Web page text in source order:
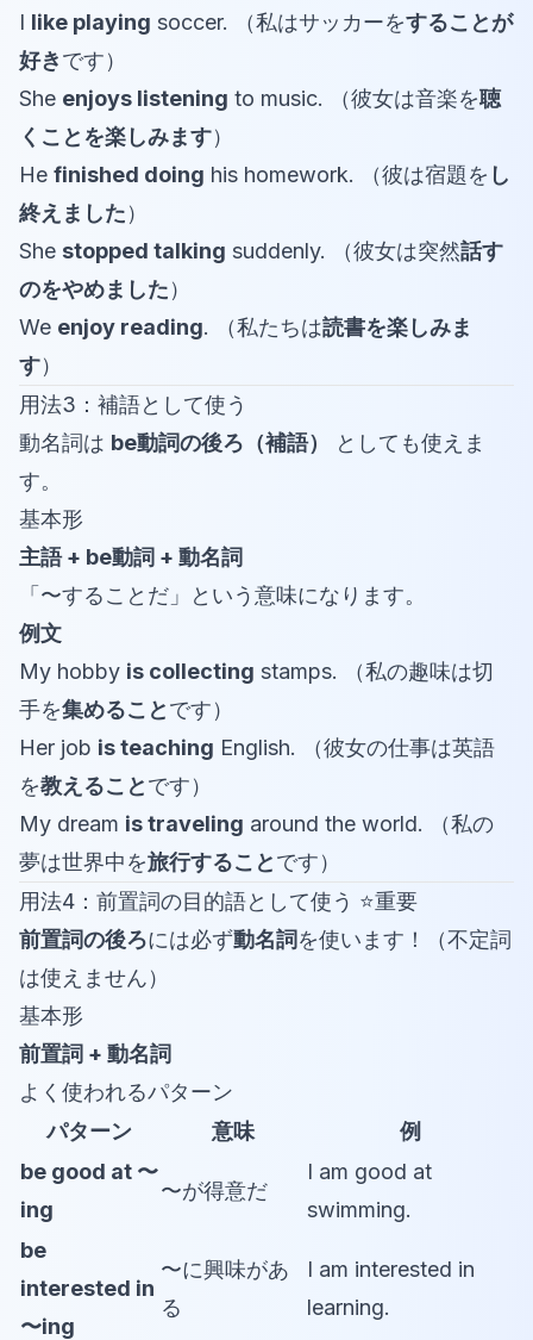
I like playing soccer. （私はサッカーをすることが
好きです）
She enjoys listening to music. （彼女は音楽を聴
くことを楽しみます）
He finished doing his homework. （彼は宿題を し
終えました）
She stopped talking suddenly. （彼女は突然話す
のをやめました）
We enjoy reading. （私たちは読書を楽しみま
す）
用法3：補語として使う
動名詞は be動詞の後ろ（補語）
としても使えま
す。
基本形
主語 + be動詞 + 動名詞
「〜することだ」という意味になります。
例文
My hobby is collecting stamps. （私の趣味は切
手を集めることです）
Her job is teaching English. （彼女の仕事は英語
を教えることです）
My dream is traveling around the world. （私の
夢は世界中を旅行することです）
用法4：前置詞の目的語として使う ⭐重要
前置詞の後ろには必ず動名詞を使います！（不定詞
は使えません）
基本形
前置詞 + 動名詞
よく使われるパターン
パターン
意味
例
be good at 〜
ing
〜が得意だ
I am good at
swimming.
be
interested in
〜ing
〜に興味があ
る
I am interested in
learning.